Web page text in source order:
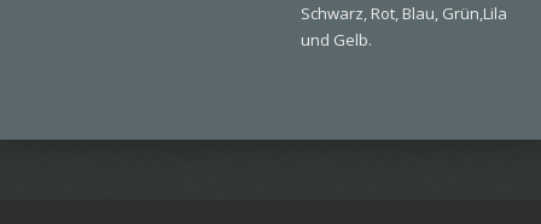
Schwarz, Rot, Blau, Grün,Lila
und Gelb.